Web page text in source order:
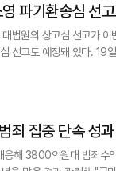
파기환송심 선
법원의 상고심 선고가
법조계에 따르면 대법원 2부
건을 선고한다. 김 여사는 2022
죄 집중 단속 성과
해 3800억원대 범죄수